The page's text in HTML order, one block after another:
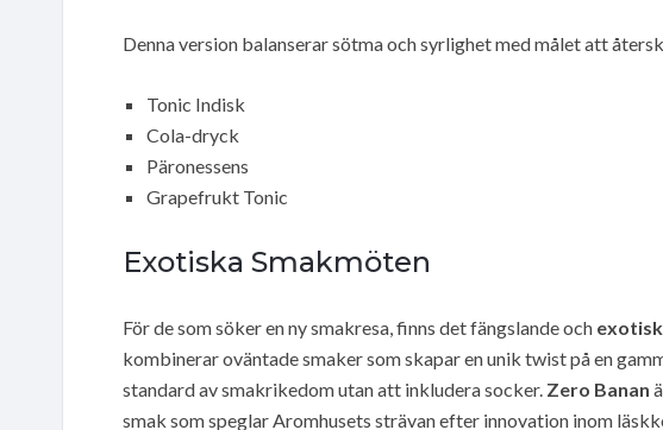
Denna version balanserar sötma och syrlighet med målet att
Tonic Indisk
Cola-dryck
Päronessens
Grapefrukt Tonic
Exotiska Smakmöten
För de som söker en ny smakresa, finns det fängslande och
kombinerar oväntade smaker som skapar en unik twist på en
standard av smakrikedom utan att inkludera socker. Zero Banan
smak som speglar Aromhusets strävan efter innovation inom